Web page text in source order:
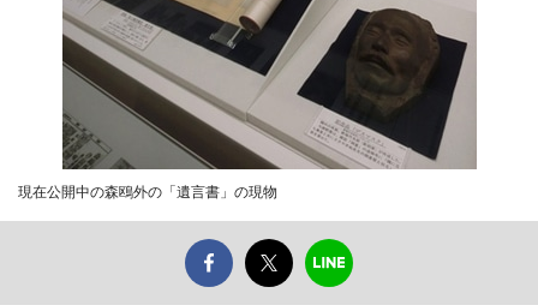
現在公開中の森鴎外の「遺言書」の現物